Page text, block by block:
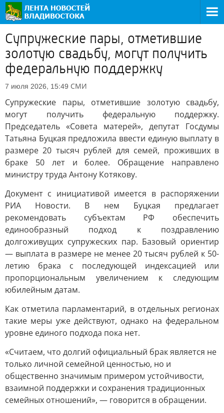
Супружеские пары, отметившие
золотую свадьбу, могут получить
федеральную поддержку
7 июля 2026, 15:49 СМИ
Супружеские пары, отметившие золотую свадьбу,
могут получить федеральную поддержку.
Председатель «Совета матерей», депутат Госдумы
Татьяна Буцкая предложила ввести единую выплату в
размере 20 тысяч рублей для семей, проживших в
браке 50 лет и более. Обращение направлено
министру труда Антону Котякову.
Документ с инициативой имеется в распоряжении
РИА Новости. В нем Буцкая предлагает
рекомендовать субъектам РФ обеспечить
единообразный подход к поздравлению
долгоживущих супружеских пар. Базовый ориентир
— выплата в размере не менее 20 тысяч рублей к 50-
летию брака с последующей индексацией или
пропорциональным увеличением к следующим
юбилейным датам.
Как отметила парламентарий, в отдельных регионах
такие меры уже действуют, однако на федеральном
уровне единого подхода пока нет.
«Считаем, что долгий официальный брак является не
только личной семейной ценностью, но и
общественно значимым примером устойчивости,
взаимной поддержки и сохранения традиционных
семейных отношений», — говорится в обращении.